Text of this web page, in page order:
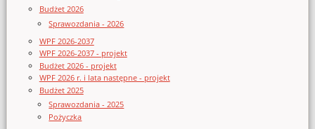
Budżet 2026
Sprawozdania - 2026
WPF 2026-2037
WPF 2026-2037 - projekt
Budżet 2026 - projekt
WPF 2026 r. i lata następne - projekt
Budżet 2025
Sprawozdania - 2025
Pożyczka